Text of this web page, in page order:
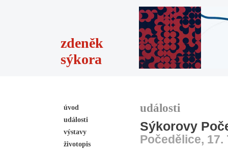
zdeněk
sýkora
úvod
události
výstavy
životopis
události
Sýkorovy
Počedělice, 17.